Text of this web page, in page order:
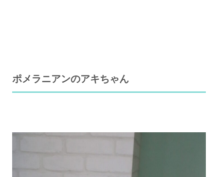
ポメラニアンのアキちゃん